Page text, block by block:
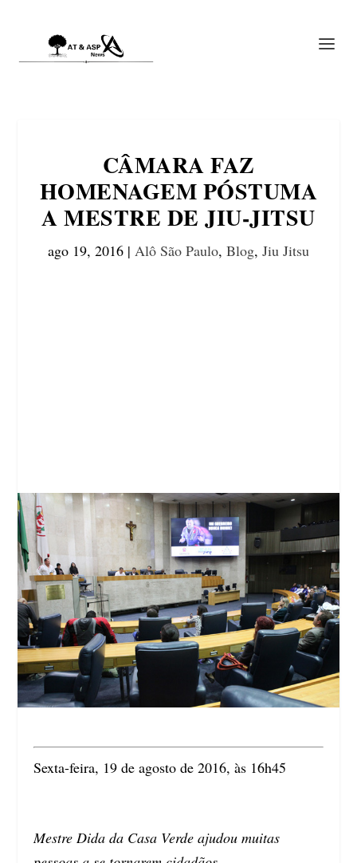
CÂMARA FAZ
HOMENAGEM PÓSTUMA
A MESTRE DE JIU-JITSU
ago 19, 2016 | Alô São Paulo, Blog, Jiu Jitsu
Sexta-feira, 19 de agosto de 2016, às 16h45
Mestre Dida da Casa Verde ajudou muitas